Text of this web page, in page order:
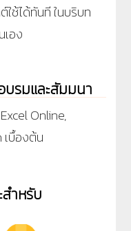
ใช้ได้ทันที ในบริบท
อง
รมและสัมมนา
Online,
เบื้องต้น
ำหรับ